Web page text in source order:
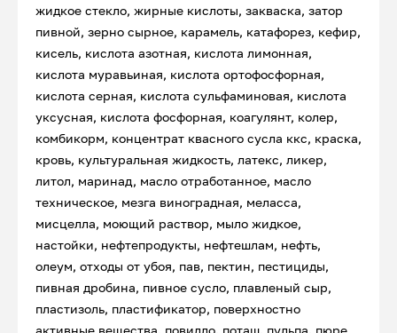
жидкое стекло, жирные кислоты, закваска, затор
пивной, зерно сырное, карамель, катафорез, кефир,
кисель, кислота азотная, кислота лимонная,
кислота муравьиная, кислота ортофосфорная,
кислота серная, кислота сульфаминовая, кислота
уксусная, кислота фосфорная, коагулянт, колер,
комбикорм, концентрат квасного сусла ккс, краска,
кровь, культуральная жидкость, латекс, ликер,
литол, маринад, масло отработанное, масло
техническое, мезга виноградная, меласса,
мисцелла, моющий раствор, мыло жидкое,
настойки, нефтепродукты, нефтешлам, нефть,
олеум, отходы от убоя, пав, пектин, пестициды,
пивная дробина, пивное сусло, плавленый сыр,
пластизоль, пластификатор, поверхностно
активные вещества, повидло, поташ, пульпа, пюре